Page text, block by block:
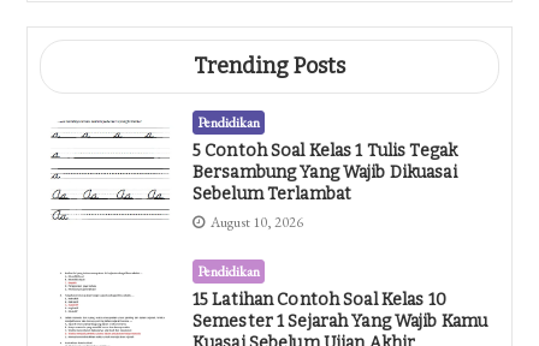
Trending Posts
Pendidikan
5 Contoh Soal Kelas 1 Tulis Tegak
Bersambung Yang Wajib Dikuasai
Sebelum Terlambat
August 10, 2026
Pendidikan
15 Latihan Contoh Soal Kelas 10
Semester 1 Sejarah Yang Wajib Kamu